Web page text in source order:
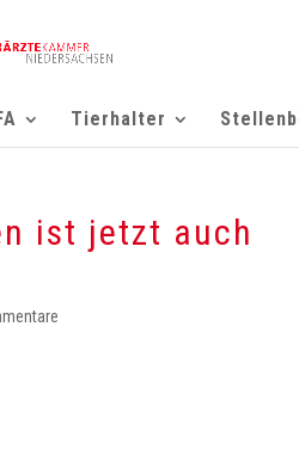
Tierhalter
ist jetzt auch